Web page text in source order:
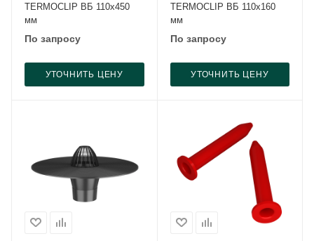
TERMOCLIP ВБ 110х450
мм
По запросу
УТОЧНИТЬ ЦЕНУ
TERMOCLIP ВБ 110х160
мм
По запросу
УТОЧНИТЬ ЦЕНУ